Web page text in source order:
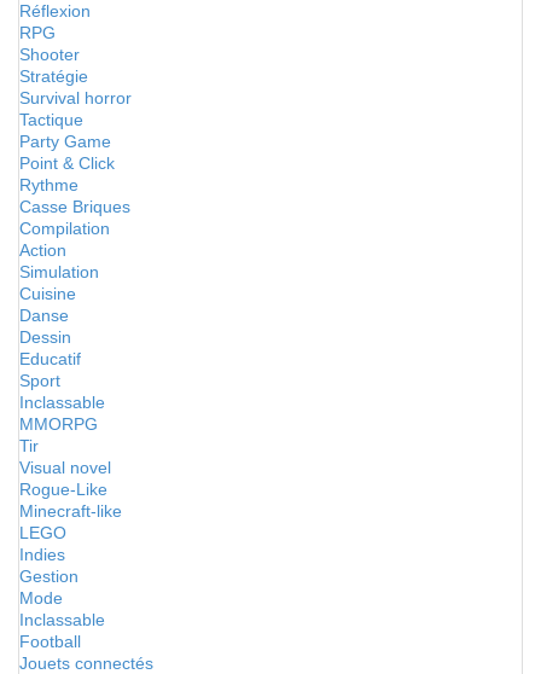
Réflexion
RPG
Shooter
Stratégie
Survival horror
Tactique
Party Game
Point & Click
Rythme
Casse Briques
Compilation
Action
Simulation
Cuisine
Danse
Dessin
Educatif
Sport
Inclassable
MMORPG
Tir
Visual novel
Rogue-Like
Minecraft-like
LEGO
Indies
Gestion
Mode
Inclassable
Football
Jouets connectés